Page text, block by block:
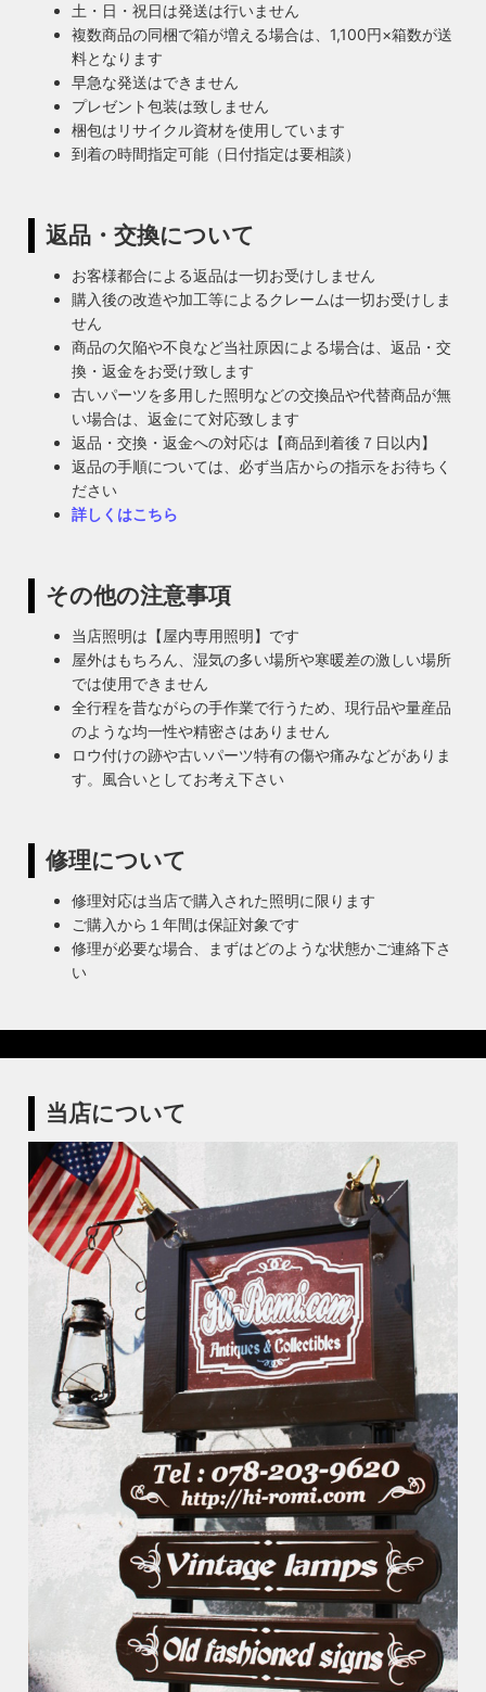
土・日・祝日は発送は行いません
複数商品の同梱で箱が増える場合は、1,100円×箱数が送
料となります
早急な発送はできません
プレゼント包装は致しません
梱包はリサイクル資材を使用しています
到着の時間指定可能（日付指定は要相談）
返品・交換について
お客様都合による返品は一切お受けしません
購入後の改造や加工等によるクレームは一切お受けしま
せん
商品の欠陥や不良など当社原因による場合は、返品・交
換・返金をお受け致します
古いパーツを多用した照明などの交換品や代替商品が無
い場合は、返金にて対応致します
返品・交換・返金への対応は【商品到着後７日以内】
返品の手順については、必ず当店からの指示をお待ちく
ださい
詳しくはこちら
その他の注意事項
当店照明は【屋内専用照明】です
屋外はもちろん、湿気の多い場所や寒暖差の激しい場所
では使用できません
全行程を昔ながらの手作業で行うため、現行品や量産品
のような均一性や精密さはありません
ロウ付けの跡や古いパーツ特有の傷や痛みなどがありま
す。風合いとしてお考え下さい
修理について
修理対応は当店で購入された照明に限ります
ご購入から１年間は保証対象です
修理が必要な場合、まずはどのような状態かご連絡下さ
い
当店について